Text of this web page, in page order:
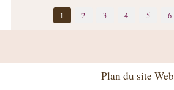
1 2 3 4 5 6
Plan du site Web